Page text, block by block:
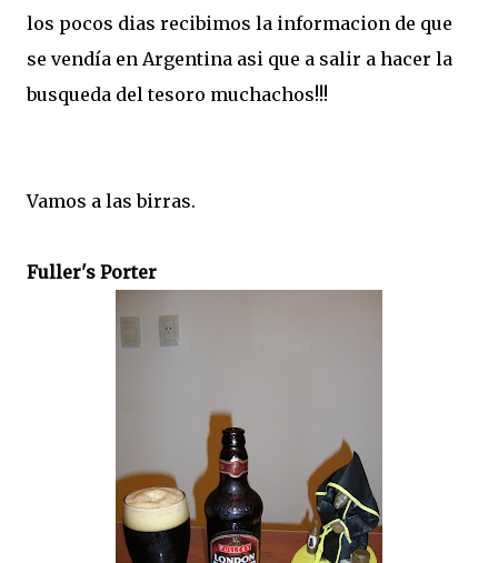
los pocos dias recibimos la informacion de que
se vendía en Argentina asi que a salir a hacer la
busqueda del tesoro muchachos!!!
Vamos a las birras.
Fuller's Porter